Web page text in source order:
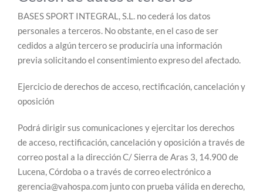
BASES SPORT INTEGRAL, S.L. no cederá los datos
personales a terceros. No obstante, en el caso de ser
cedidos a algún tercero se produciría una información
previa solicitando el consentimiento expreso del afectado.
Ejercicio de derechos de acceso, rectificación, cancelación y
oposición
Podrá dirigir sus comunicaciones y ejercitar los derechos
de acceso, rectificación, cancelación y oposición a través de
correo postal a la dirección C/ Sierra de Aras 3, 14.900 de
Lucena, Córdoba o a través de correo electrónico a
gerencia@vahospa.com junto con prueba válida en derecho,